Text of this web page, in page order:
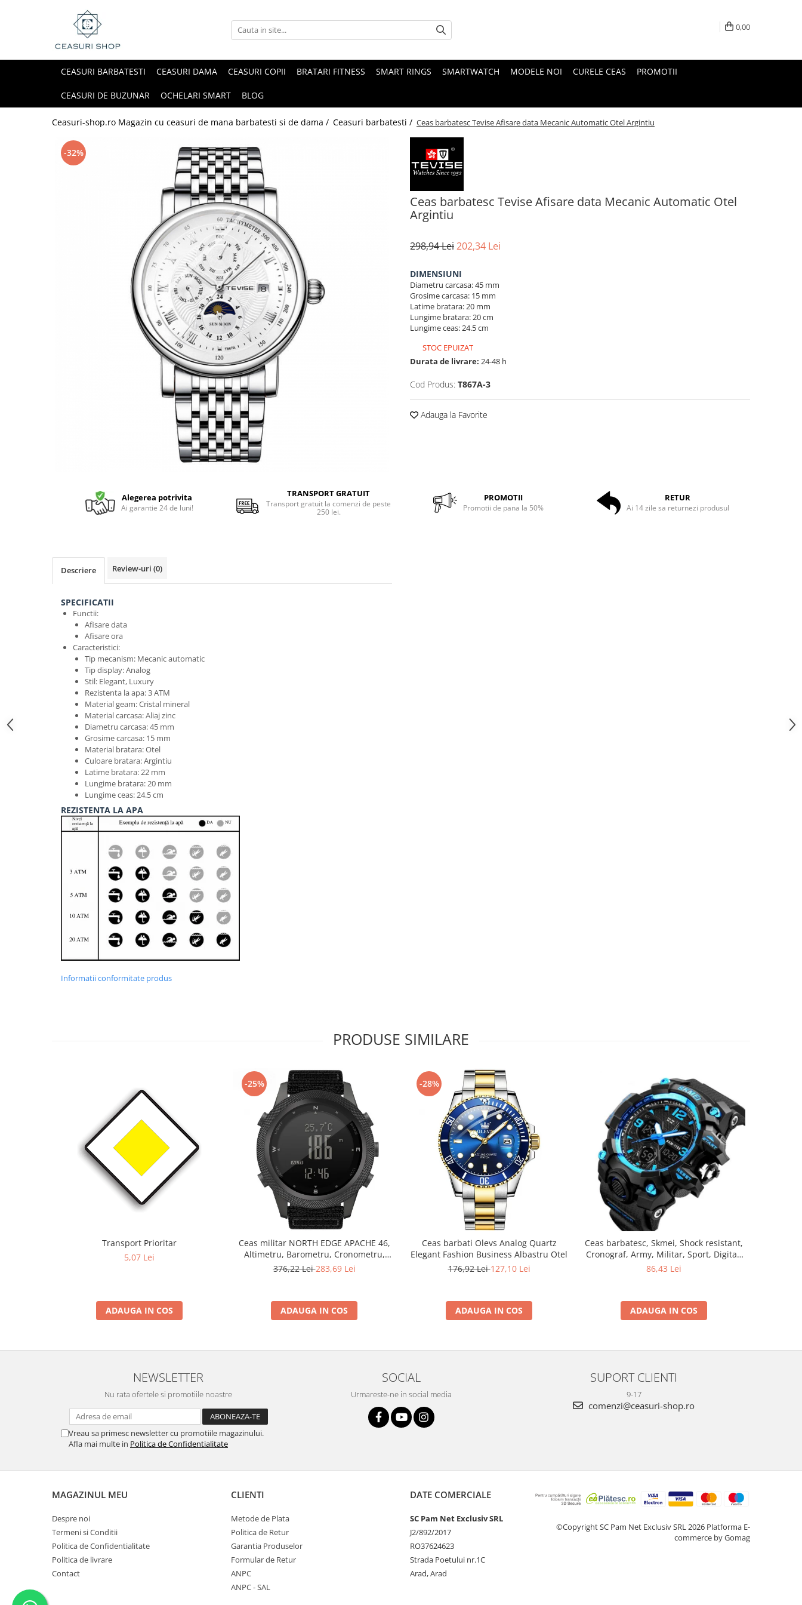
0,00
CEASURI BARBATESTI CEASURI DAMA CEASURI COPII BRATARI FITNESS SMART RINGS SMARTWATCH MODELE NOI CURELE CEAS PROMOTII
CEASURI DE BUZUNAR OCHELARI SMART BLOG
Ceasuri-shop.ro Magazin cu ceasuri de mana barbatesti si de dama / Ceasuri barbatesti / Ceas barbatesc Tevise Afisare data Mecanic Automatic Otel Argintiu
Ceas barbatesc Tevise Afisare data Mecanic Automatic Otel
Argintiu
-32%
298,94 Lei202,34 Lei
DIMENSIUNI
Diametru carcasa: 45 mm
Grosime carcasa: 15 mm
Latime bratara: 20 mm
Lungime bratara: 20 cm
Lungime ceas: 24.5 cm
STOC EPUIZAT
Durata de livrare: 24-48 h
Cod Produs: T867A-3
Adauga la Favorite
Alegerea potrivita
Ai garantie 24 de luni!
TRANSPORT GRATUIT
Transport gratuit la comenzi de peste
250 lei.
PROMOTII
Promotii de pana la 50%
RETUR
Ai 14 zile sa returnezi produsul
Descriere Review-uri (0)
SPECIFICATII
Functii:
Afisare data
Afisare ora
Caracteristici:
Tip mecanism: Mecanic automatic
Tip display: Analog
Stil: Elegant, Luxury
Rezistenta la apa: 3 ATM
Material geam: Cristal mineral
Material carcasa: Aliaj zinc
Diametru carcasa: 45 mm
Grosime carcasa: 15 mm
Material bratara: Otel
Culoare bratara: Argintiu
Latime bratara: 22 mm
Lungime bratara: 20 mm
Lungime ceas: 24.5 cm
REZISTENTA LA APA
Informatii conformitate produs
PRODUSE SIMILARE
Transport Prioritar
5,07 Lei
ADAUGA IN COS
-25%
Ceas militar NORTH EDGE APACHE 46,
Altimetru, Barometru, Cronometru,
Termometru, Pedometru, Busola
376,22 Lei283,69 Lei
ADAUGA IN COS
-28%
Ceas barbati Olevs Analog Quartz
Elegant Fashion Business Albastru Otel
176,92 Lei127,10 Lei
ADAUGA IN COS
Ceas barbatesc, Skmei, Shock resistant,
Cronograf, Army, Militar, Sport, Digital,
Rezistent la apa si socuri, Albastru
86,43 Lei
ADAUGA IN COS
NEWSLETTER
Nu rata ofertele si promotiile noastre
Vreau sa primesc newsletter cu promotiile magazinului.
Afla mai multe in Politica de Confidentialitate
SOCIAL
Urmareste-ne in social media
SUPORT CLIENTI
9-17
comenzi@ceasuri-shop.ro
MAGAZINUL MEU
Despre noi
Termeni si Conditii
Politica de Confidentialitate
Politica de livrare
Contact
CLIENTI
Metode de Plata
Politica de Retur
Garantia Produselor
Formular de Retur
ANPC
ANPC - SAL
DATE COMERCIALE
SC Pam Net Exclusiv SRL
J2/892/2017
RO37624623
Strada Poetului nr.1C
Arad, Arad
©Copyright SC Pam Net Exclusiv SRL 2026 Platforma E-
commerce by Gomag